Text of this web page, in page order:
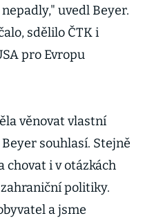
uvedl Beyer.
sdělilo ČTK i
pro Evropu
věnovat vlastní
souhlasí. Stejně
chovat i v otázkách
politiky.
a jsme